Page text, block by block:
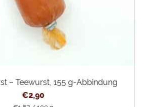
– Teewurst, 155 g-Abbindung
€2,90